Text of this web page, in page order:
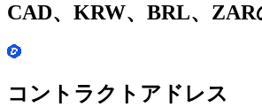
CAD、KRW、BRL、ZAR
コントラクトアドレス